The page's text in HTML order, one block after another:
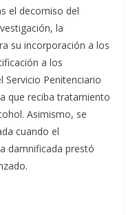
el decomiso del
la
su incorporación a los
a los
Penitenciario
que reciba tratamiento
Asimismo, se
cuando el
damnificada prestó